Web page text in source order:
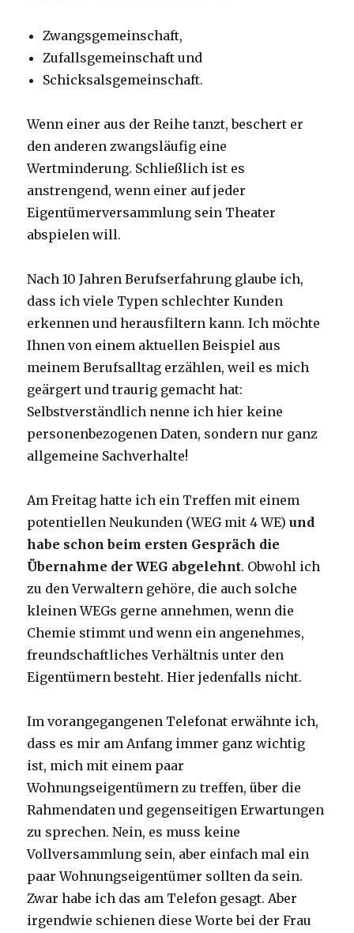
Zwangsgemeinschaft,
Zufallsgemeinschaft und
Schicksalsgemeinschaft.
Wenn einer aus der Reihe tanzt, beschert er
den anderen zwangsläufig eine
Wertminderung. Schließlich ist es
anstrengend, wenn einer auf jeder
Eigentümerversammlung sein Theater
abspielen will.
Nach 10 Jahren Berufserfahrung glaube ich,
dass ich viele Typen schlechter Kunden
erkennen und herausfiltern kann. Ich möchte
Ihnen von einem aktuellen Beispiel aus
meinem Berufsalltag erzählen, weil es mich
geärgert und traurig gemacht hat:
Selbstverständlich nenne ich hier keine
personenbezogenen Daten, sondern nur ganz
allgemeine Sachverhalte!
Am Freitag hatte ich ein Treffen mit einem
potentiellen Neukunden (WEG mit 4 WE)und
habe schon beim ersten Gespräch die
Übernahme der WEG abgelehnt. Obwohl ich
zu den Verwaltern gehöre, die auch solche
kleinen WEGs gerne annehmen, wenn die
Chemie stimmt und wenn ein angenehmes,
freundschaftliches Verhältnis unter den
Eigentümern besteht. Hier jedenfalls nicht.
Im vorangegangenen Telefonat erwähnte ich,
dass es mir am Anfang immer ganz wichtig
ist, mich mit einem paar
Wohnungseigentümern zu treffen, über die
Rahmendaten und gegenseitigen Erwartungen
zu sprechen. Nein, es muss keine
Vollversammlung sein, aber einfach mal ein
paar Wohnungseigentümer sollten da sein.
Zwar habe ich das am Telefon gesagt. Aber
irgendwie schienen diese Worte bei der Frau